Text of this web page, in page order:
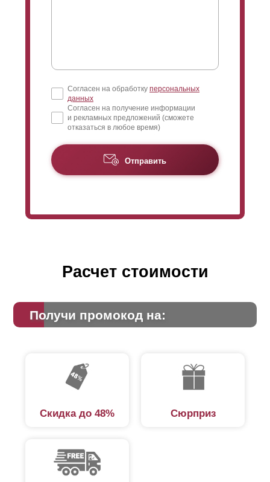
Согласен на обработку персональных
данных
Согласен на получение информации
и рекламных предложений (сможете
отказаться в любое время)
Отправить
Расчет стоимости
Получи промокод на:
Скидка до 48% Сюрприз